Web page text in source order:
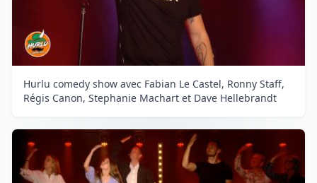
Hurlu comedy show avec Fabian Le Castel, Ronny Staff,
Régis Canon, Stephanie Machart et Dave Hellebrandt